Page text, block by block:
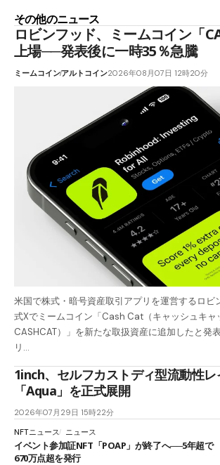
その他のニュース
ロビンフッド、ミームコイン「
上場──発表後に一時35％急騰
ミームコインアルトコイン2026年08月07日 12時20分
米国で株式・暗号資産取引アプリを運営するロビ
式Xでミームコイン「Cash Cat（キャッシュキャ
CASHCAT）」を新たな取扱資産に追加したと発
リ…
1inch、セルフカストディ型流動性レ
「Aqua」を正式展開
2026年07月29日 15時22分
NFTニュース
ニュース
イベント参加証NFT「POAP」が終了へ──5年超で
670万点超を発行